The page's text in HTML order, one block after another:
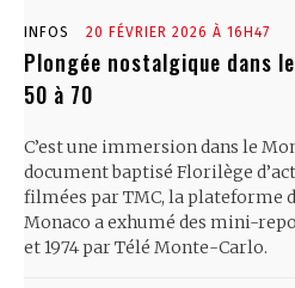
INFOS 20 FÉVRIER 2026 À 16H47
Plongée nostalgique dans
50 à 70
C’est une immersion dans le
document baptisé Florilège
filmées par TMC, la plateforme
Monaco a exhumé des mini-
et 1974 par Télé Monte-Carlo.